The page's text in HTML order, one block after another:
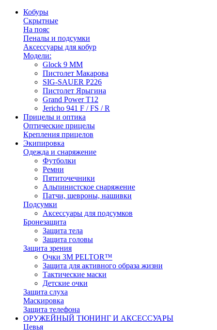
Кобуры
Скрытные
На пояс
Пеналы и подсумки
Аксессуары для кобур
Модели:
Glock 9 ММ
Пистолет Макарова
SIG-SAUER P226
Пистолет Ярыгина
Grand Power T12
Jericho 941 F / FS / R
Прицелы и оптика
Оптические прицелы
Крепления прицелов
Экипировка
Одежда и снаряжение
Футболки
Ремни
Пятиточечники
Альпинистское снаряжение
Патчи, шевроны, нашивки
Подсумки
Аксессуары для подсумков
Бронезащита
Защита тела
Защита головы
Защита зрения
Очки 3М PELTOR™
Защита для активного образа жизни
Тактические маски
Детские очки
Защита слуха
Маскировка
Защита телефона
ОРУЖЕЙНЫЙ ТЮНИНГ И АКСЕССУАРЫ
Цевья